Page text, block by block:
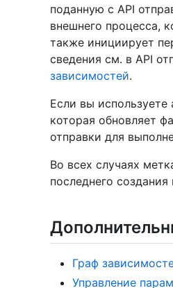
поданную с API
внешнего процесса,
также инициирует
сведения см. в API
зависимостей.
Если вы
которая обновляет
отправки для
Во всех случаях
последнего
Граф
Управление